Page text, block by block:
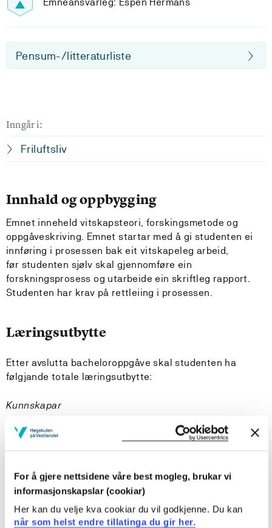
For å gjere nettsidene våre best mogleg, brukar vi
informasjonskapslar (cookiar)
Her kan du velje kva cookiar du vil godkjenne. Du kan
når som helst endre tillatinga du gir her.
Pensum-/litteraturliste
Inngår i:
Friluftsliv
Innhald og oppbygging
Emnet inneheld vitskapsteori, forskingsmetode og
oppgåveskriving. Emnet startar med å gi studenten ei
innføring i prosessen bak eit vitskapeleg arbeid,
før studenten sjølv skal gjennomføre ein
forskningsprosess og utarbeide ein skriftleg rapport.
Studenten har krav på rettleiing i prosessen.
Læringsutbytte
Etter avslutta bacheloroppgåve skal studenten ha
følgjande totale læringsutbytte:
Kunnskapar
Studenten
datainnsamlingsmetodar
har kunnskap om metodar for å gjennomføre
systematisk og målretta forskingsrelatert arbeid
kan kritisk vurdere vitskapelig litteratur som er